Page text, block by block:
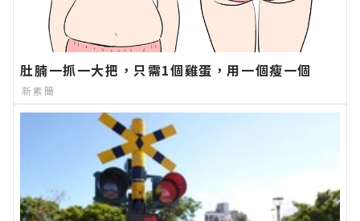
肚腩一抓一大把，只需1個雞蛋，用一個瘦一個
新素簡